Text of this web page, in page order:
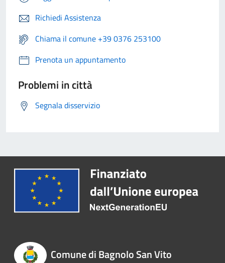
Richiedi Assistenza
Chiama il comune +39 0376 253100
Prenota un appuntamento
Problemi in città
Segnala disservizio
Comune di Bagnolo San Vito